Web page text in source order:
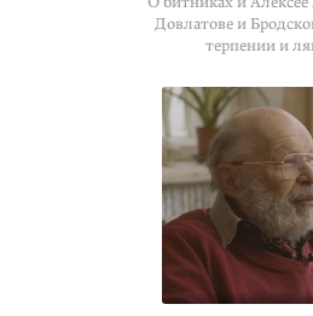
Довлатове и
терпении и